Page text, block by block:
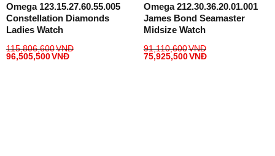
Omega 123.15.27.60.55.005
Constellation Diamonds
Ladies Watch
115,806,600VNĐ
96,505,500VNĐ
Omega 212.30.36.20.01.001
James Bond Seamaster
Midsize Watch
91,110,600VNĐ
75,925,500VNĐ